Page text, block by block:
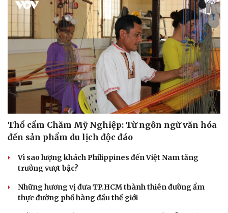
Thổ cẩm Chăm Mỹ Nghiệp: Từ ngôn ngữ văn hóa
đến sản phẩm du lịch độc đáo
Vì sao lượng khách Philippines đến Việt Nam tăng
trưởng vượt bậc?
Những hương vị đưa TP.HCM thành thiên đường ẩm
thực đường phố hàng đầu thế giới